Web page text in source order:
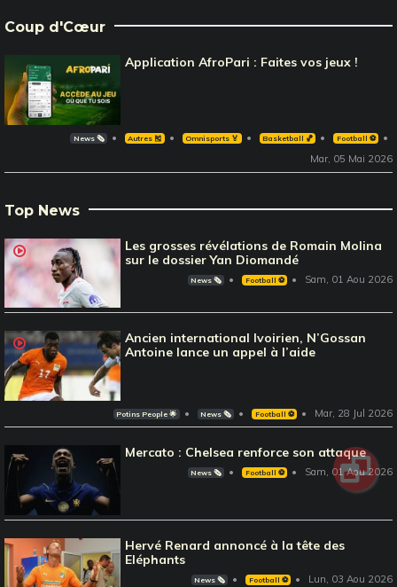
Coup d'Cœur
Application AfroPari : Faites vos jeux !
News 🗞️ Autres 🎽 Omnisports 🏅 Basketball 🏀 Football ⚽️
Mar, 05 Mai 2026
Top News
Les grosses révélations de Romain Molina
sur le dossier Yan Diomandé
News 🗞️ Football ⚽️ Sam, 01 Aou 2026
Ancien international Ivoirien, N’Gossan
Antoine lance un appel à l’aide
Potins People 🌟 News 🗞️ Football ⚽️ Mar, 28 Jul 2026
Mercato : Chelsea renforce son attaque
News 🗞️ Football ⚽️ Sam, 01 Aou 2026
Hervé Renard annoncé à la tête des
Eléphants
News 🗞️ Football ⚽️ Lun, 03 Aou 2026